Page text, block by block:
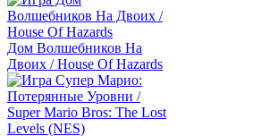
Дом Волшебников На
Двоих / House Of Hazards